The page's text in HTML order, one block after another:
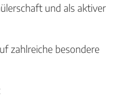
und als aktiver
zahlreiche besondere